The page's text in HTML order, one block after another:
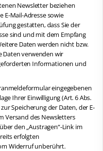
Newsletter beziehen
Mail-Adresse sowie
gestatten, dass Sie der
sind und mit dem Empfang
Daten werden nicht bzw.
Daten verwenden wir
Informationen und
eingegebenen
Ihrer Einwilligung (Art. 6 Abs.
Speicherung der Daten, der E-
Versand des Newsletters
den „Austragen“-Link im
erfolgten
Widerruf unberührt.